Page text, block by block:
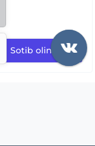
Sotib oling